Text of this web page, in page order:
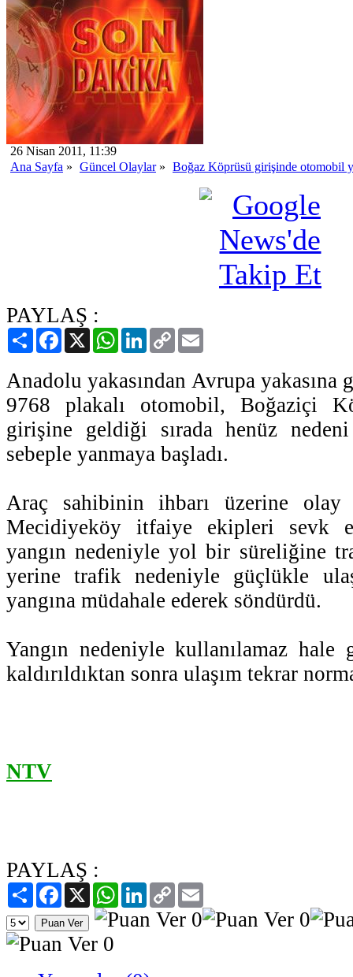
26 Nisan 2011, 11:39
Ana Sayfa » Güncel Olaylar» Boğaz Köprüsü girişinde otomobil
PAYLAŞ :
PaylaşFacebook
X WhatsAppLinkedIn
Copy
Link
Anadolu yakasından Avrupa yakasına
9768 plakalı otomobil, Boğaziçi
girişine geldiği sırada henüz
sebeple yanmaya başladı.
Araç sahibinin ihbarı üzerine
Mecidiyeköy itfaiye ekipleri sevk
yangın nedeniyle yol bir süreliğine
yerine trafik nedeniyle güçlükle
yangına müdahale ederek söndürdü.
Yangın nedeniyle kullanılamaz hale
kaldırıldıktan sonra ulaşım tekrar
NTV
PAYLAŞ :
PaylaşFacebook
X WhatsAppLinkedIn
Copy
Link